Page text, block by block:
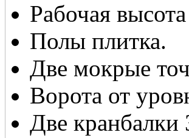
Рабочая
Полы плитка.
Две мокрые
Ворота от
Две кранбалки